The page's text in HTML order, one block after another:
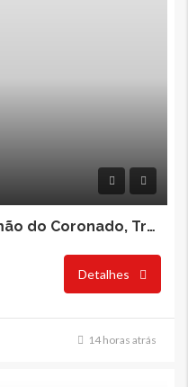
Loja com 160m2, São Romão do Coronado, Trofa
Detalhes
14 horas atrás